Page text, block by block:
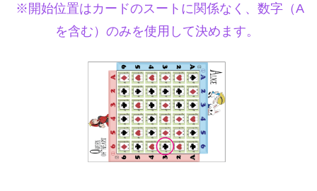
※開始位置はカードのスートに関係なく、数字（A
を含む）のみを使用して決めます。